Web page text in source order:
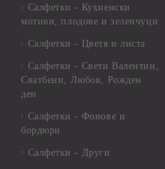
Салфетки - Кухненски
мотиви, плодове и зеленчуци
Салфетки - Цветя и листа
Салфетки - Свети Валентин,
Сватбени, Любов, Рожден
ден
Салфетки - Фонове и
бордюри
Салфетки - Други